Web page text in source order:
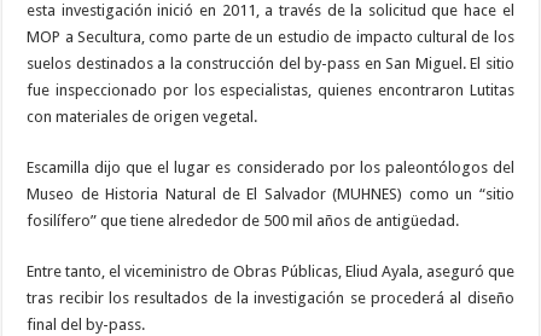
esta investigación inició en 2011, a través de la solicitud que hace el
MOP a Secultura, como parte de un estudio de impacto cultural de los
suelos destinados a la construcción del by-pass en San Miguel. El sitio
fue inspeccionado por los especialistas, quienes encontraron Lutitas
con materiales de origen vegetal.
Escamilla dijo que el lugar es considerado por los paleontólogos del
Museo de Historia Natural de El Salvador (MUHNES) como un “sitio
fosilífero” que tiene alrededor de 500 mil años de antigüedad.
Entre tanto, el viceministro de Obras Públicas, Eliud Ayala, aseguró que
tras recibir los resultados de la investigación se procederá al diseño
final del by-pass.